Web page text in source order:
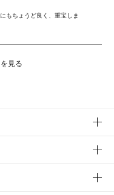
もちょうど良く、重宝しま
見る